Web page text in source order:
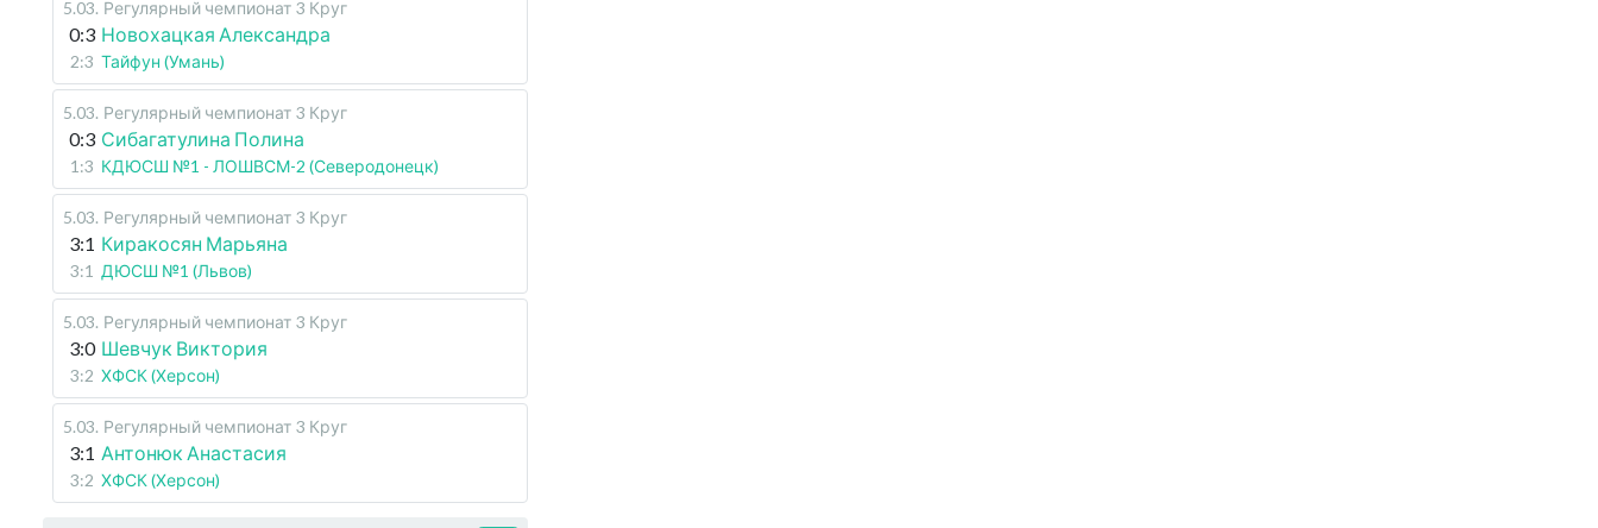
5.03. Регулярный чемпионат 3 Круг
0:3 Новохацкая Александра
2:3 Тайфун (Умань)
5.03. Регулярный чемпионат 3 Круг
0:3 Сибагатулина Полина
1:3 КДЮСШ №1 - ЛОШВСМ-2 (Северодонецк)
5.03. Регулярный чемпионат 3 Круг
3:1 Киракосян Марьяна
3:1 ДЮСШ №1 (Львов)
5.03. Регулярный чемпионат 3 Круг
3:0 Шевчук Виктория
3:2 ХФСК (Херсон)
5.03. Регулярный чемпионат 3 Круг
3:1 Антонюк Анастасия
3:2 ХФСК (Херсон)